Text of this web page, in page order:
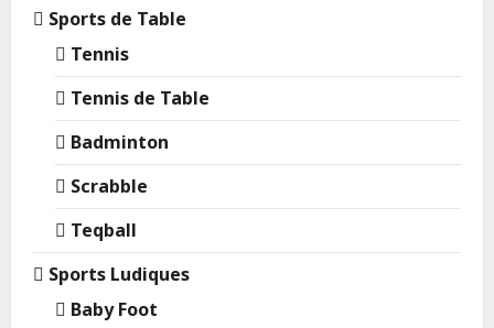
Sports de Table
Tennis
Tennis de Table
Badminton
Scrabble
Teqball
Sports Ludiques
Baby Foot